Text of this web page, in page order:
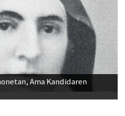
Ama Kandidaren